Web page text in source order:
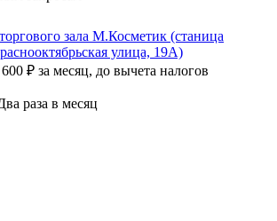
зала М.Косметик (станица
улица, 19А)
₽ за месяц, до вычета налогов
раза в месяц